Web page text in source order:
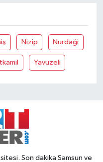
Nizip Nurdaği
Yavuzeli
Son dakika Samsun ve